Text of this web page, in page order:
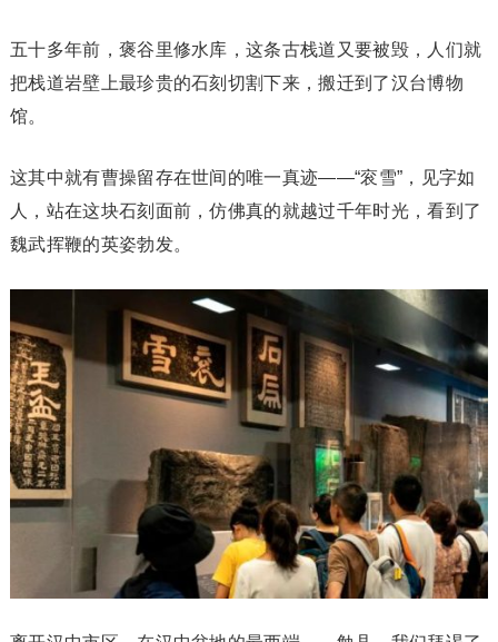
五十多年前，褒谷里修水库，这条古栈道又要被毁，人们就
把栈道岩壁上最珍贵的石刻切割下来，搬迁到了汉台博物
馆。
这其中就有曹操留存在世间的唯一真迹——“衮雪”，见字如
人，站在这块石刻面前，仿佛真的就越过千年时光，看到了
魏武挥鞭的英姿勃发。